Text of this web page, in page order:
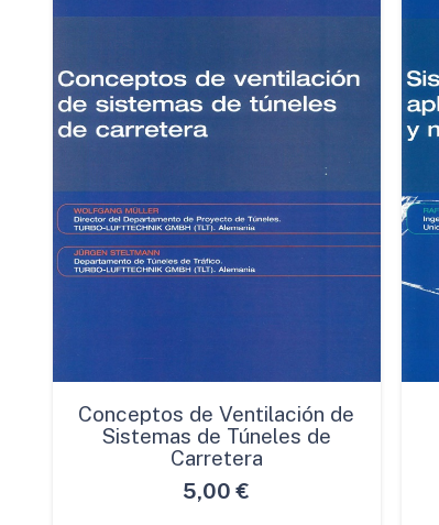
Conceptos de Ventilación de
Sistemas de Túneles de
Carretera
5,00 €